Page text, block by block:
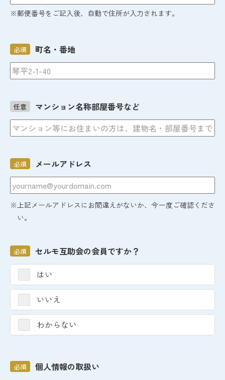
※郵便番号をご記入後、自動で住所が入力されます。
町名・番地
必須
マンション名称部屋番号など
任意
メールアドレス
必須
※上記メールアドレスにお間違えがないか、今一度ご確認くださ
い。
セルモ互助会の会員ですか？
必須
はい
いいえ
わからない
個人情報の取扱い
必須